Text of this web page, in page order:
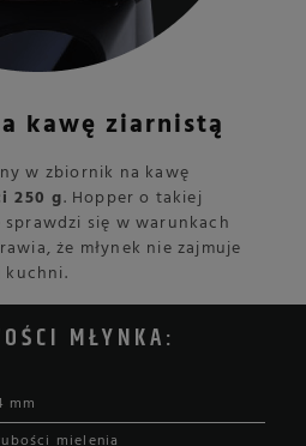
kawę ziarnistą
w zbiornik na kawę
250 g. Hopper o takiej
się w warunkach
że młynek nie zajmuje
kuchni.
MŁYNKA:
mm
mielenia